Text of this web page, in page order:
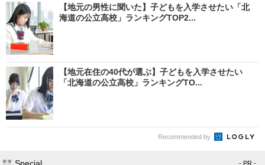
【地元の男性に聞いた】子どもを入学させたい「北
海道の公立高校」ランキングTOP2...
【地元在住の40代が選ぶ】子どもを入学させたい
「北海道の公立高校」ランキングTO...
Recommended by
Special - PR -